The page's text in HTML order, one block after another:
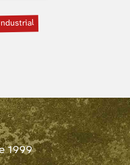
1999